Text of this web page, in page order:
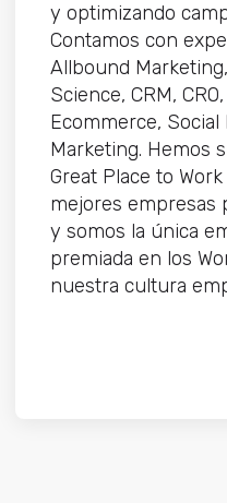
y optimizando
Contamos con
Allbound
Science, CRM,
Ecommerce,
Marketing. Hemos
Great Place to
mejores empresas
y somos la única
premiada en los
nuestra cultura